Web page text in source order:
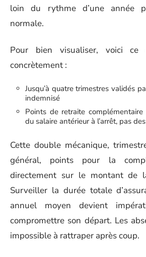
loin du rythme d’une année
normale.
Pour bien visualiser, voici ce
concrètement :
Jusqu’à quatre trimestres validés
indemnisé
Points de retraite
du salaire antérieur à l’arrêt, pas
Cette double mécanique,
général, points pour la
directement sur le montant de
Surveiller la durée totale
annuel moyen devient
compromettre son départ. Les
impossible à rattraper après coup.